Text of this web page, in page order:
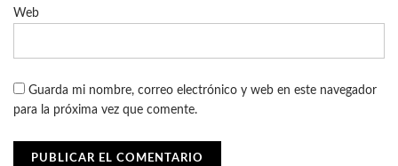
Web
Guarda mi nombre, correo electrónico y web en este navegador
para la próxima vez que comente.